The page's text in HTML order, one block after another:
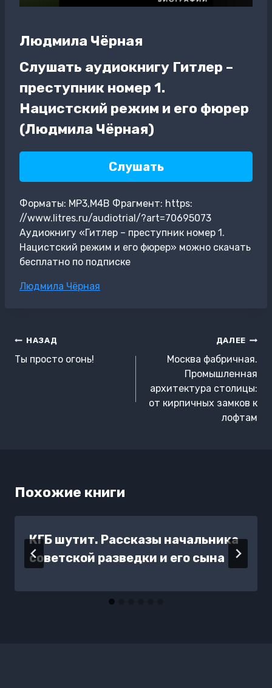
Людмила Чёрная
Слушать аудиокнигу Гитлер –
преступник номер 1.
Нацистский режим и его фюрер
(Людмила Чёрная)
Слушать
Форматы: MP3,M4B Фрагмент: https:
//www.litres.ru/audiotrial/?art=70695073
Аудиокнигу «Гитлер – преступник номер 1.
Нацистский режим и его фюрер» можно скачать
бесплатно по подписке
Метки
Людмила Чёрная
Навигация
по
НАЗАД
Ты просто огонь!
ДАЛЕЕ
Москва фабричная.
Промышленная
архитектура столицы:
от кирпичных замков к
лофтам
Похожие книги
КГБ шутит. Рассказы начальника
советской разведки и его сына